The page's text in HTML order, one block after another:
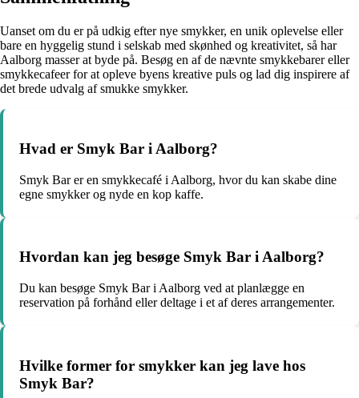
Uanset om du er på udkig efter nye smykker, en unik oplevelse eller
bare en hyggelig stund i selskab med skønhed og kreativitet, så har
Aalborg masser at byde på. Besøg en af de nævnte smykkebarer eller
smykkecafeer for at opleve byens kreative puls og lad dig inspirere af
det brede udvalg af smukke smykker.
Hvad er Smyk Bar i Aalborg?
Smyk Bar er en smykkecafé i Aalborg, hvor du kan skabe dine
egne smykker og nyde en kop kaffe.
Hvordan kan jeg besøge Smyk Bar i Aalborg?
Du kan besøge Smyk Bar i Aalborg ved at planlægge en
reservation på forhånd eller deltage i et af deres arrangementer.
Hvilke former for smykker kan jeg lave hos
Smyk Bar?